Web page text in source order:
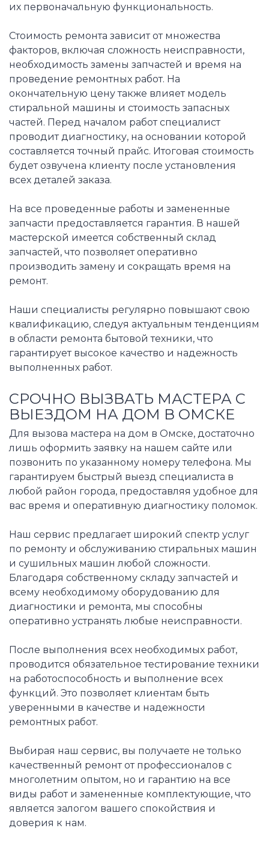
их первоначальную функциональность.
Стоимость ремонта зависит от множества
факторов, включая сложность неисправности,
необходимость замены запчастей и время на
проведение ремонтных работ. На
окончательную цену также влияет модель
стиральной машины и стоимость запасных
частей. Перед началом работ специалист
проводит диагностику, на основании которой
составляется точный прайс. Итоговая стоимость
будет озвучена клиенту после установления
всех деталей заказа.
На все проведенные работы и замененные
запчасти предоставляется гарантия. В нашей
мастерской имеется собственный склад
запчастей, что позволяет оперативно
производить замену и сокращать время на
ремонт.
Наши специалисты регулярно повышают свою
квалификацию, следуя актуальным тенденциям
в области ремонта бытовой техники, что
гарантирует высокое качество и надежность
выполненных работ.
СРОЧНО ВЫЗВАТЬ МАСТЕРА С
ВЫЕЗДОМ НА ДОМ В ОМСКЕ
Для вызова мастера на дом в Омске, достаточно
лишь оформить заявку на нашем сайте или
позвонить по указанному номеру телефона. Мы
гарантируем быстрый выезд специалиста в
любой район города, предоставляя удобное для
вас время и оперативную диагностику поломок.
Наш сервис предлагает широкий спектр услуг
по ремонту и обслуживанию стиральных машин
и сушильных машин любой сложности.
Благодаря собственному складу запчастей и
всему необходимому оборудованию для
диагностики и ремонта, мы способны
оперативно устранять любые неисправности.
После выполнения всех необходимых работ,
проводится обязательное тестирование техники
на работоспособность и выполнение всех
функций. Это позволяет клиентам быть
уверенными в качестве и надежности
ремонтных работ.
Выбирая наш сервис, вы получаете не только
качественный ремонт от профессионалов с
многолетним опытом, но и гарантию на все
виды работ и замененные комплектующие, что
является залогом вашего спокойствия и
доверия к нам.